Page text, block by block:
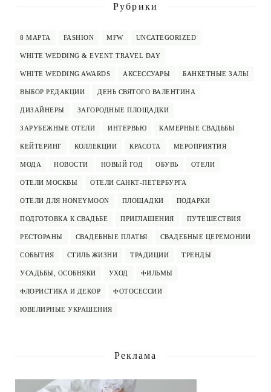
Рубрики
8 МАРТА FASHION MFW UNCATEGORIZED
WHITE WEDDING & EVENT TRAVEL DAY
WHITE WEDDING AWARDS АКСЕССУАРЫ БАНКЕТНЫЕ ЗАЛЫ
ВЫБОР РЕДАКЦИИ ДЕНЬ СВЯТОГО ВАЛЕНТИНА
ДИЗАЙНЕРЫ ЗАГОРОДНЫЕ ПЛОЩАДКИ
ЗАРУБЕЖНЫЕ ОТЕЛИ ИНТЕРВЬЮ КАМЕРНЫЕ СВАДЬБЫ
КЕЙТЕРИНГ КОЛЛЕКЦИИ КРАСОТА МЕРОПРИЯТИЯ
МОДА НОВОСТИ НОВЫЙ ГОД ОБУВЬ ОТЕЛИ
ОТЕЛИ МОСКВЫ ОТЕЛИ САНКТ-ПЕТЕРБУРГА
ОТЕЛИ ДЛЯ HONEYMOON ПЛОЩАДКИ ПОДАРКИ
ПОДГОТОВКА К СВАДЬБЕ ПРИГЛАШЕНИЯ ПУТЕШЕСТВИЯ
РЕСТОРАНЫ СВАДЕБНЫЕ ПЛАТЬЯ СВАДЕБНЫЕ ЦЕРЕМОНИИ
СОБЫТИЯ СТИЛЬ ЖИЗНИ ТРАДИЦИИ ТРЕНДЫ
УСАДЬБЫ, ОСОБНЯКИ УХОД ФИЛЬМЫ
ФЛОРИСТИКА И ДЕКОР ФОТОСЕССИИ
ЮВЕЛИРНЫЕ УКРАШЕНИЯ
Реклама